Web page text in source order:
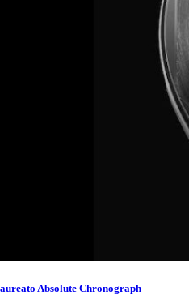
Absolute Chronograph